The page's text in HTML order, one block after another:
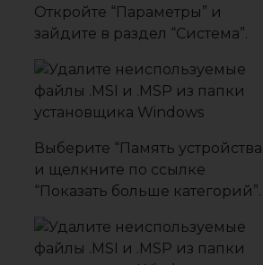
Откройте “Параметры” и
зайдите в раздел “Система”.
Выберите “Память
и щелкните по ссылке
“Показать больше категорий”.